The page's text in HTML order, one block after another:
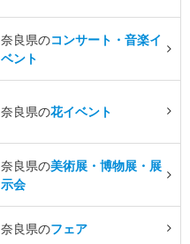
奈良県のコンサート・音楽イ
ベント
奈良県の花イベント
奈良県の美術展・博物展・展
示会
奈良県のフェア